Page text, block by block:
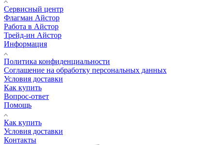
Сервисный центр
Флагман Айстор
Работа в Айстор
Трейд-ин Айстор
Информация
Политика конфиденциальности
Соглашение на обработку персональных данных
Условия доставки
Как купить
Вопрос-ответ
Помощь
Как купить
Условия доставки
Контакты